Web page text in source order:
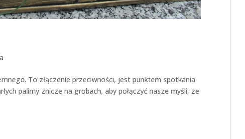
To złączenie przeciwności, jest punktem spotkania
palimy znicze na grobach, aby połączyć nasze myśli, ze